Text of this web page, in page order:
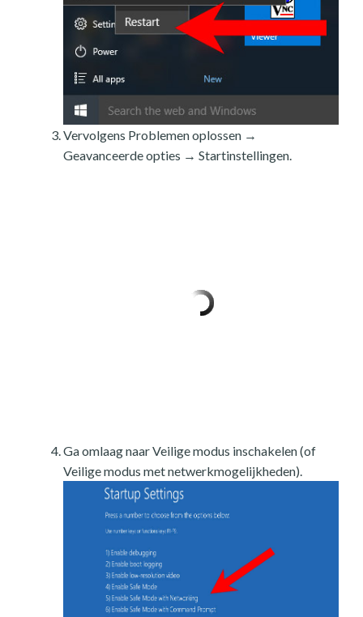
Vervolgens Problemen oplossen →
Geavanceerde opties → Startinstellingen.
Ga omlaag naar Veilige modus inschakelen (of
Veilige modus met netwerkmogelijkheden).